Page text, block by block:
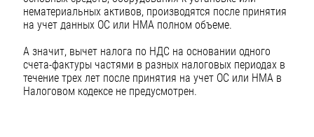
нематериальных активов, производятся после принятия
на учет данных ОС или НМА полном объеме.
А значит, вычет налога по НДС на основании одного
счета-фактуры частями в разных налоговых периодах в
течение трех лет после принятия на учет ОС или НМА в
Налоговом кодексе не предусмотрен.